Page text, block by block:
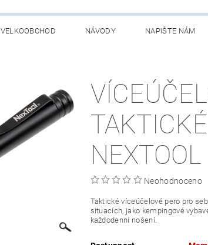
VELKOOBCHOD NÁVODY NAPIŠTE NÁM
NEXTOOL
Neohodnoceno
Taktické víceúčelové pero pro
situacích, jako kempingové
každodenní nošení.